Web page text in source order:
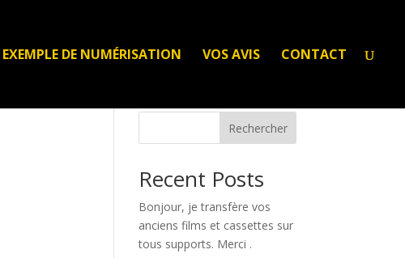
EXEMPLE DE NUMÉRISATION VOS AVIS CONTACT
Rechercher
Recent Posts
Bonjour, je transfère vos
anciens films et cassettes sur
tous supports. Merci .